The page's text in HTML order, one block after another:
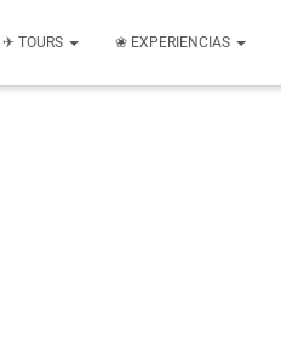
✈ TOURS ❀ EXPERIENCIAS